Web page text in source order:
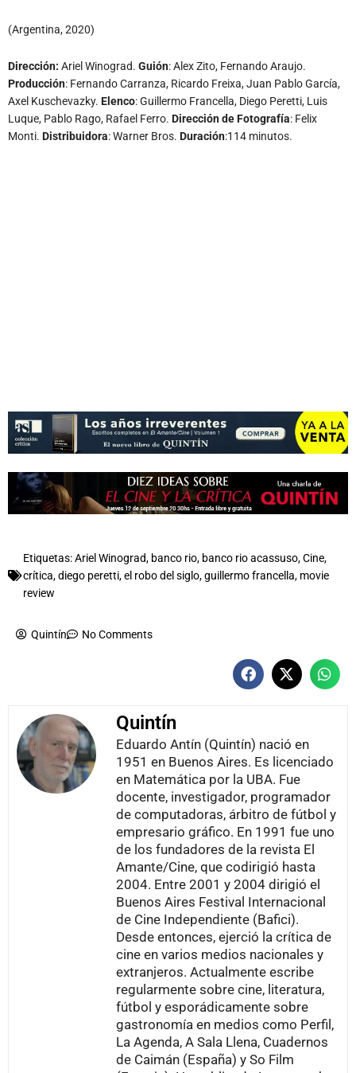
(Argentina, 2020)
Dirección: Ariel Winograd. Guión: Alex Zito, Fernando Araujo.
Producción: Fernando Carranza, Ricardo Freixa, Juan Pablo García,
Axel Kuschevazky. Elenco: Guillermo Francella, Diego Peretti, Luis
Luque, Pablo Rago, Rafael Ferro. Dirección de Fotografía: Felix
Monti. Distribuidora: Warner Bros. Duración:114 minutos.
Etiquetas:Ariel Winograd, banco rio, banco rio acassuso,Cine,
crítica,diego peretti,el robo del siglo,guillermo francella, movie
review
Quintín No Comments
Quintín
Eduardo Antín (Quintín) nació en
1951 en Buenos Aires. Es licenciado
en Matemática por la UBA. Fue
docente, investigador, programador
de computadoras, árbitro de fútbol y
empresario gráfico. En 1991 fue uno
de los fundadores de la revista El
Amante/Cine, que codirigió hasta
2004. Entre 2001 y 2004 dirigió el
Buenos Aires Festival Internacional
de Cine Independiente (Bafici).
Desde entonces, ejerció la crítica de
cine en varios medios nacionales y
extranjeros. Actualmente escribe
regularmente sobre cine, literatura,
fútbol y esporádicamente sobre
gastronomía en medios como Perfil,
La Agenda, A Sala Llena, Cuadernos
de Caimán (España) y So Film